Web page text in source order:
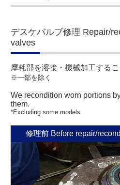
デスケバルブ修理 Repair/
valves
摩耗部を溶接・機械加工する
※一部を除く
We recondition worn portions
them.
*Excluding some models
修理前 Before repair/